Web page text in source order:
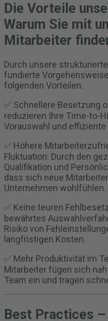
Die Vorteile
Warum Sie mit
Mitarbeiter
Durch unsere
fundierte
folgenden Vorteilen:
✅ Schnellere Besetzung
reduzieren Ihre Time-to-
Vorauswahl und
✅ Höhere
Fluktuation: Durch den
Qualifikation und
dass sich neue
Unternehmen wohlfühlen.
✅ Keine teuren
bewährtes
Risiko von
langfristigen Kosten.
✅ Mehr Produktivität im
Mitarbeiter fügen sich
Team ein und tragen
Best Practices –